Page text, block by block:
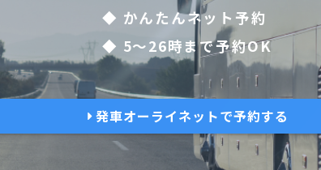
◆ かんたんネット予約
◆ 5〜26時まで予約OK
発車オーライネットで予約する